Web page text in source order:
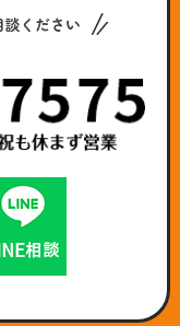
ください